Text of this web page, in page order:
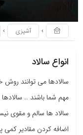
آشپزی
انواع سالاد
سالادها می توانند روش
مهم شما باشند .. سالادها
سالاد ها سالم و مقوی
اضافه کردن مقادیر کمی